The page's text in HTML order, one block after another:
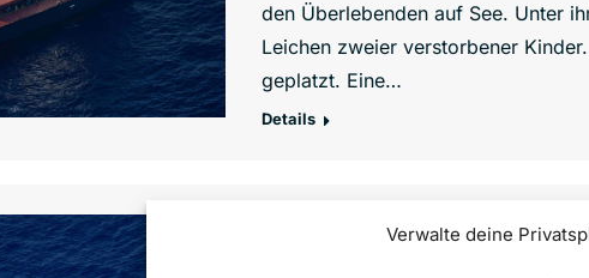
Verwalte deine
den Überlebenden auf See. Unter
Leichen zweier verstorbener
geplatzt. Eine…
Details
2 Kinder tot nach
Zwei Kinder sind tot, eine Person